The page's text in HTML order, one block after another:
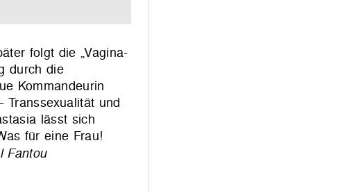
folgt die „Vagina-
durch die
Kommandeurin
und
lässt sich
für eine Frau!
Fantou